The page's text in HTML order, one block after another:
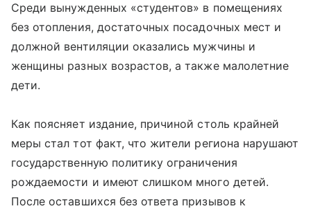
Среди вынужденных «студентов» в помещениях
без отопления, достаточных посадочных мест и
должной вентиляции оказались мужчины и
женщины разных возрастов, а также малолетние
дети.
Как поясняет издание, причиной столь крайней
меры стал тот факт, что жители региона нарушают
государственную политику ограничения
рождаемости и имеют слишком много детей.
После оставшихся без ответа призывов к